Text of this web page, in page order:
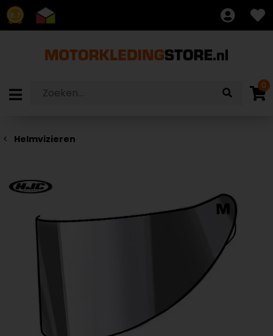
8.7
0
Helmvizieren